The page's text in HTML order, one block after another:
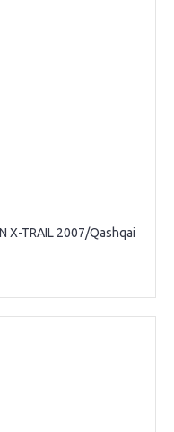
X-TRAIL 2007/Qashqai